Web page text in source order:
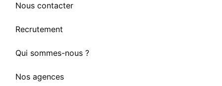
Nous contacter
Recrutement
Qui sommes-nous ?
Nos agences